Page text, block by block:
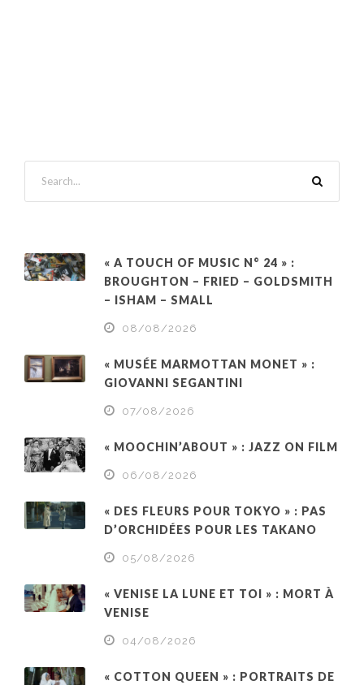
« A TOUCH OF MUSIC N° 24 » :
BROUGHTON – FRIED – GOLDSMITH
– ISHAM – SMALL
08/08/2026
« MUSÉE MARMOTTAN MONET » :
GIOVANNI SEGANTINI
07/08/2026
« MOOCHIN’ABOUT » : JAZZ ON FILM
06/08/2026
« DES FLEURS POUR TOKYO » : PAS
D’ORCHIDÉES POUR LES TAKANO
05/08/2026
« VENISE LA LUNE ET TOI » : MORT À
VENISE
04/08/2026
« COTTON QUEEN » : PORTRAITS DE